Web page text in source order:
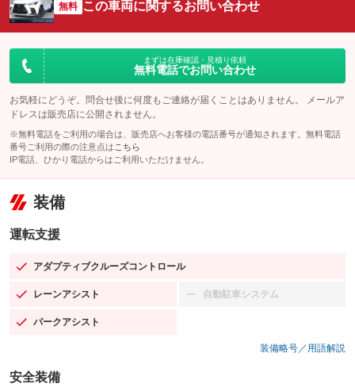
無料 この車両に関するお問い合わせ
まずは在庫確認・見積り依頼
無料電話でお問い合わせ
お気軽にどうぞ。問合せ後に何度もご連絡が届くことはありません。 メールア
ドレスは販売店に公開されません。
※無料電話をご利用の場合は、販売店へお客様の電話番号が通知されます。無料電話
番号ご利用の際の注意点は こちら
IP電話、ひかり電話からはご利用いただけません。
装備
運転支援
アダプティブクルーズコントロール
：装備あり
レーンアシスト
：装備あり 自動駐車システム
：装備なし
パークアシスト
：装備あり
装備略号／用語解説
安全装備